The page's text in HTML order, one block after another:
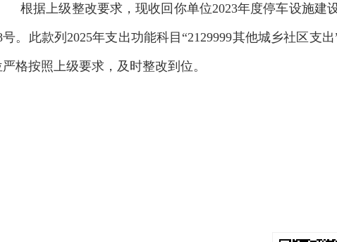
根据上级整改要求，现收回你单位2023年度停车设施建
号。此款列2025年支出功能科目“2129999其他城乡社区支
格按照上级要求，及时整改到位。